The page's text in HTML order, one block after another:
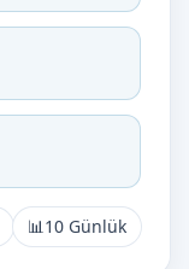
📊10 Günlük